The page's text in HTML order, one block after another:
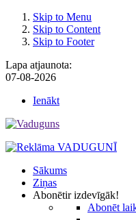
Skip to Menu
Skip to Content
Skip to Footer
Lapa atjaunota:
07-08-2026
Ienākt
Sākums
Ziņas
Abonētir izdevīgāk!
Abonēt